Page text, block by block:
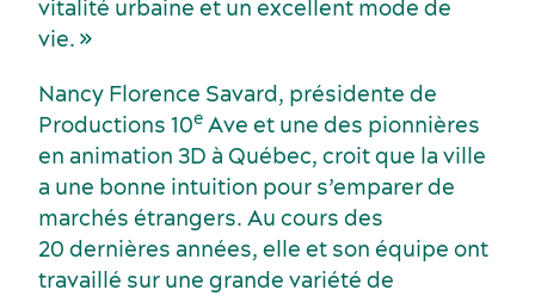
vitalité urbaine et un excellent mode de
vie. »
Nancy Florence Savard, présidente de
Productions 10e Ave et une des pionnières
en animation 3D à Québec, croit que la ville
a une bonne intuition pour s’emparer de
marchés étrangers. Au cours des
20 dernières années, elle et son équipe ont
travaillé sur une grande variété de